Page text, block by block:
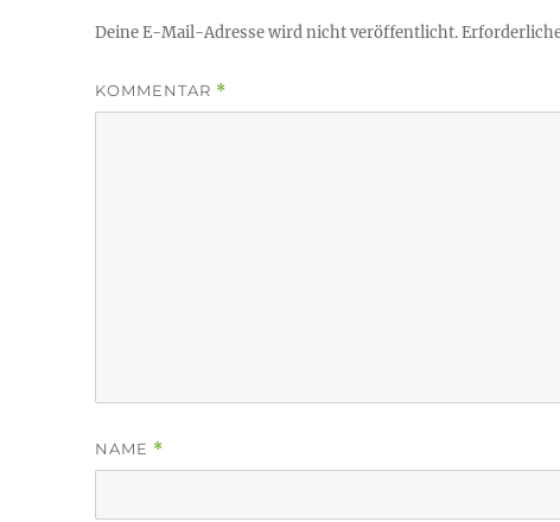
Deine E-Mail-Adresse wird nicht veröffentlicht.
KOMMENTAR *
NAME *